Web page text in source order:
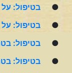
●
בטיפול: על
●
בטיפול:
●
בטיפול:
●
בטיפול: